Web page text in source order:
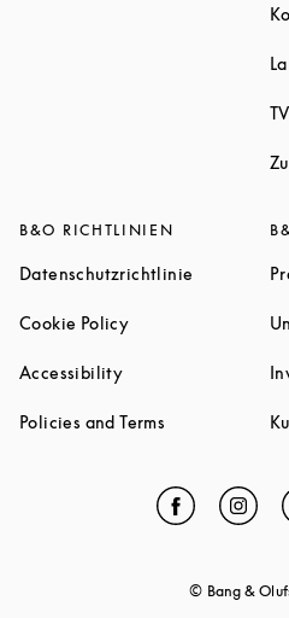
B&O RICHTLINIEN
Datenschutzrichtlinie Link Opens
Cookie PolicyLink Opens in New
AccessibilityLink Opens in New
Policies and Terms Link Opens in
Facebook
Link
© Bang &